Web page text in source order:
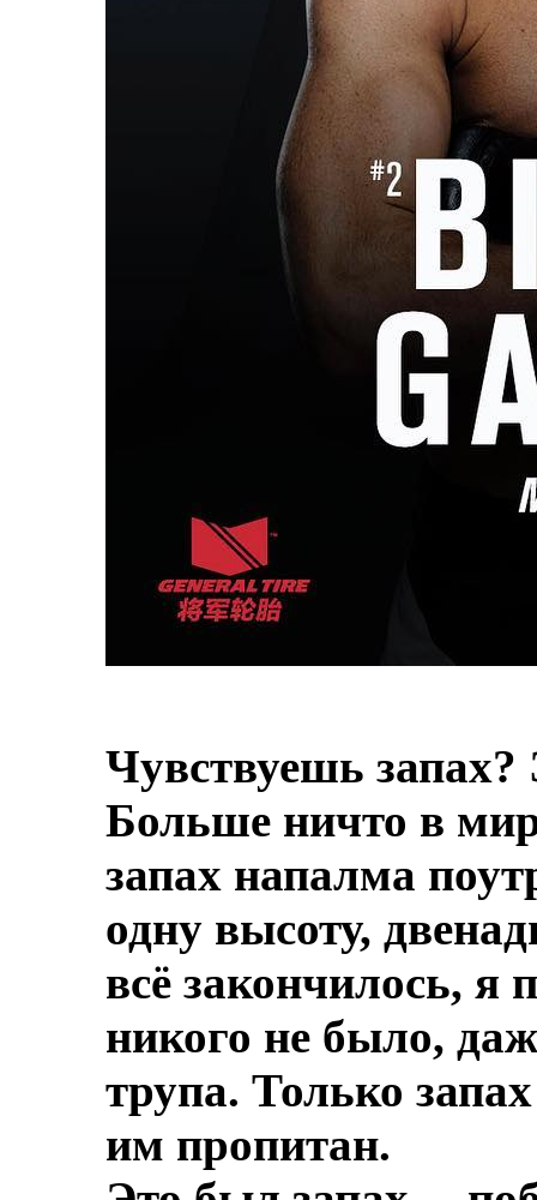
Чувствуешь
Больше ничто в
запах напалма
одну высоту,
всё закончилось, я
никого не было,
трупа. Только
им пропитан.